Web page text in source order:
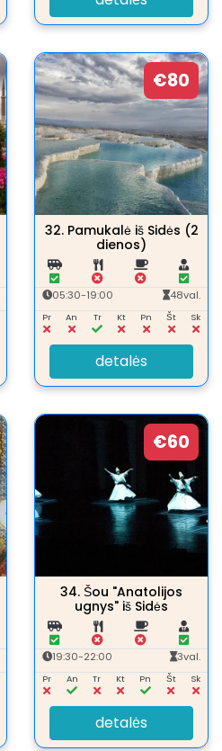
€80
32. Pamukalė iš Sidės (2
dienos)
05:30-19:00 48val.
Pr An Tr Kt Pn Št Sk
detalės
€60
34. Šou "Anatolijos
ugnys" iš Sidės
19:30-22:00 3val.
Pr An Tr Kt Pn Št Sk
detalės